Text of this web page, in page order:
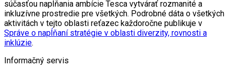
súčasťou napĺňania ambície Tesca vytvárať rozmanité a
inkluzívne prostredie pre všetkých. Podrobné dáta o všetkých
aktivitách v tejto oblasti reťazec každoročne publikuje v
Správe o napĺňaní stratégie v oblasti diverzity, rovnosti a
inklúzie.
Informačný servis